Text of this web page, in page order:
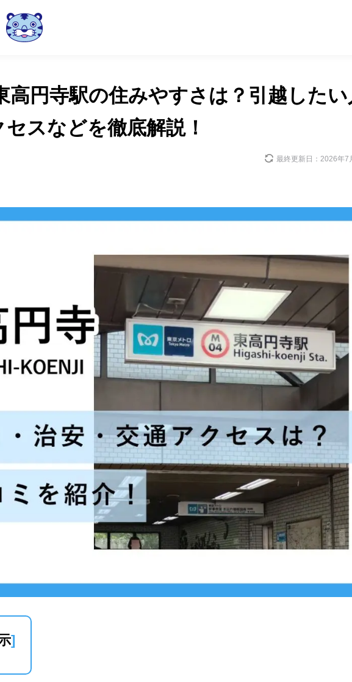
高円寺駅の住みやすさは？引越したい
スなどを徹底解説！
最終更新日： 2026年7
]